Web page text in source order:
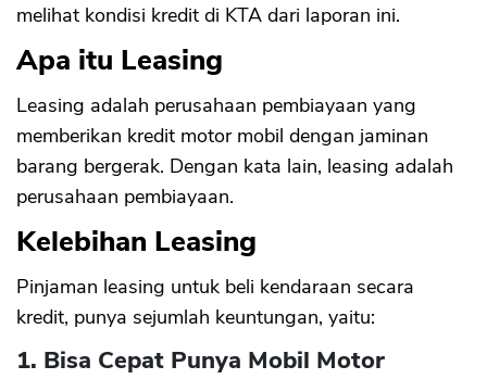
melihat kondisi kredit di KTA dari laporan ini.
Apa itu Leasing
Leasing adalah perusahaan pembiayaan yang
memberikan kredit motor mobil dengan jaminan
barang bergerak. Dengan kata lain, leasing adalah
perusahaan pembiayaan.
Kelebihan Leasing
Pinjaman leasing untuk beli kendaraan secara
kredit, punya sejumlah keuntungan, yaitu:
1. Bisa Cepat Punya Mobil Motor